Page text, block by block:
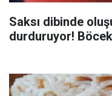
Saksı dibinde
durduruyor!